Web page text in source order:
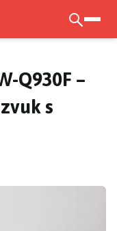
Q930F –
s